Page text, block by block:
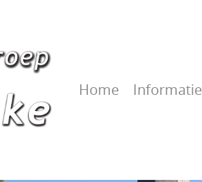
Home Informatie